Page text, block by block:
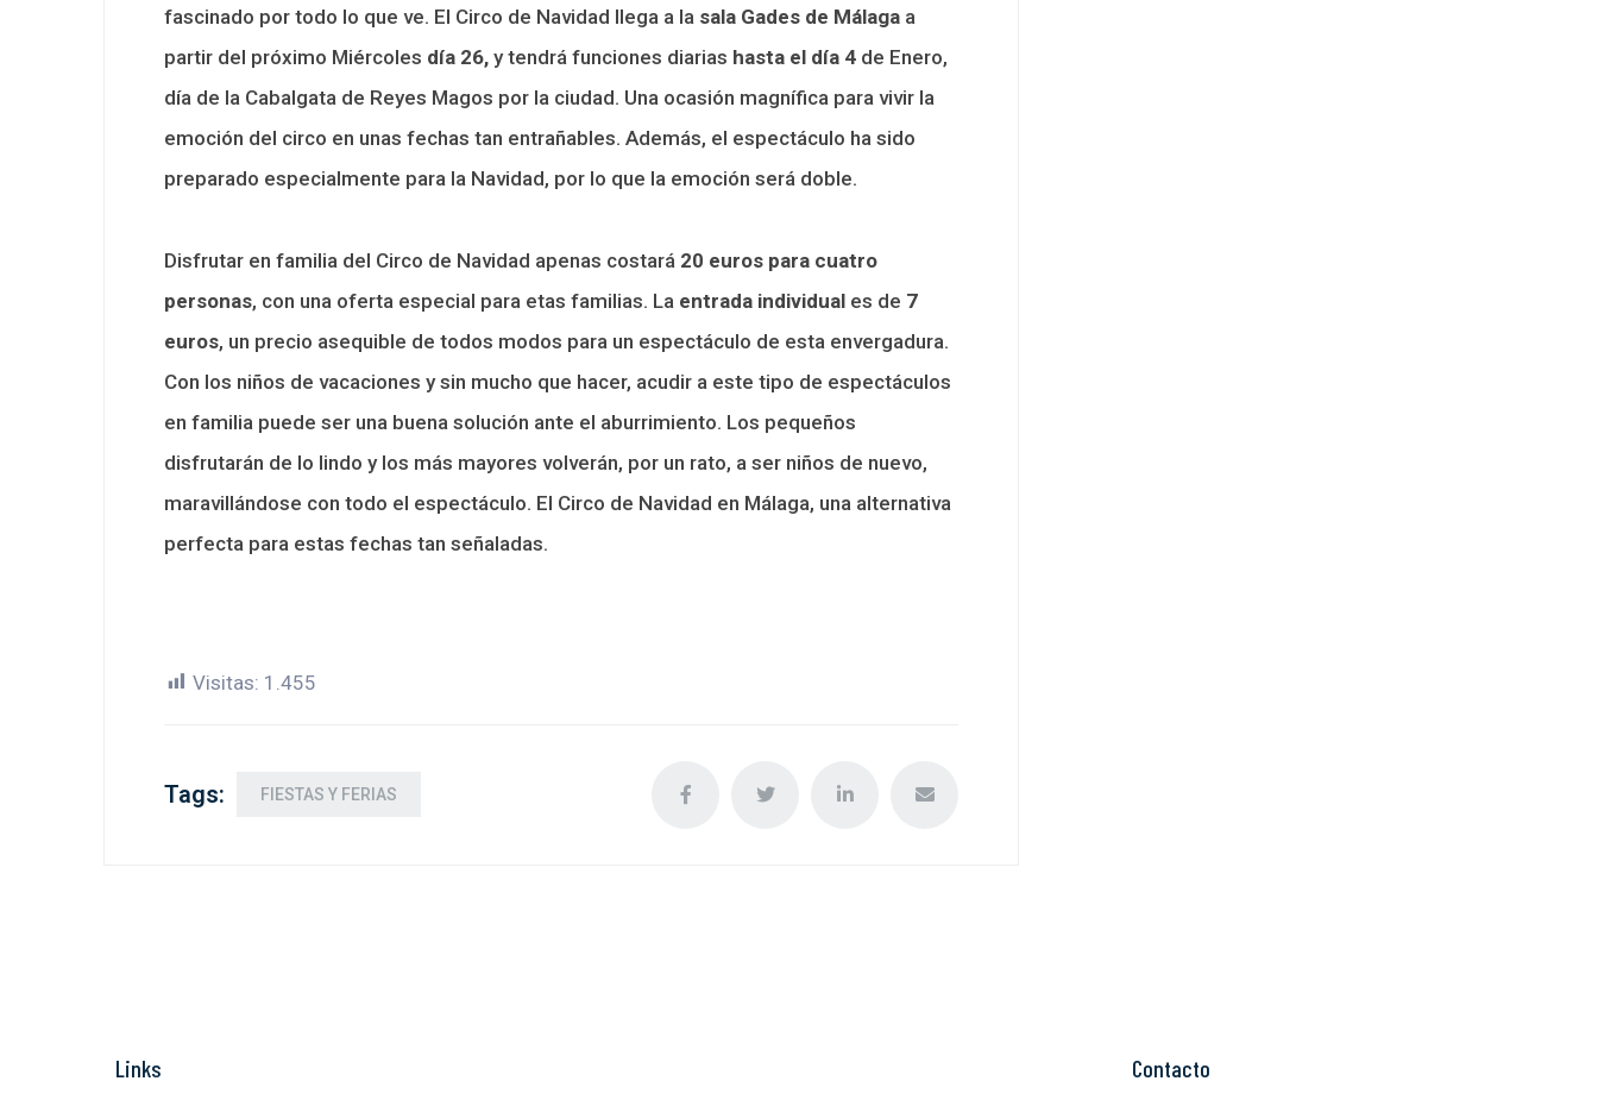
fascinado por todo lo que ve. El Circo de Navidad llega a la sala Gades de Málaga a
partir del próximo Miércoles día 26, y tendrá funciones diarias hasta el día 4 de Enero,
día de la Cabalgata de Reyes Magos por la ciudad. Una ocasión magnífica para vivir la
emoción del circo en unas fechas tan entrañables. Además, el espectáculo ha sido
preparado especialmente para la Navidad, por lo que la emoción será doble.
Disfrutar en familia del Circo de Navidad apenas costará 20 euros para cuatro
personas, con una oferta especial para etas familias. La entrada individual es de 7
euros, un precio asequible de todos modos para un espectáculo de esta envergadura.
Con los niños de vacaciones y sin mucho que hacer, acudir a este tipo de espectáculos
en familia puede ser una buena solución ante el aburrimiento. Los pequeños
disfrutarán de lo lindo y los más mayores volverán, por un rato, a ser niños de nuevo,
maravillándose con todo el espectáculo. El Circo de Navidad en Málaga, una alternativa
perfecta para estas fechas tan señaladas.
Visitas: 1.455
Tags: FIESTAS Y FERIAS
Links Contacto